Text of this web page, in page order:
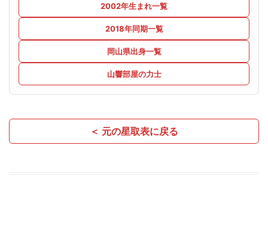
2002年生まれ一覧
2018年同期一覧
岡山県出身一覧
山響部屋の力士
＜ 元の星取表に戻る